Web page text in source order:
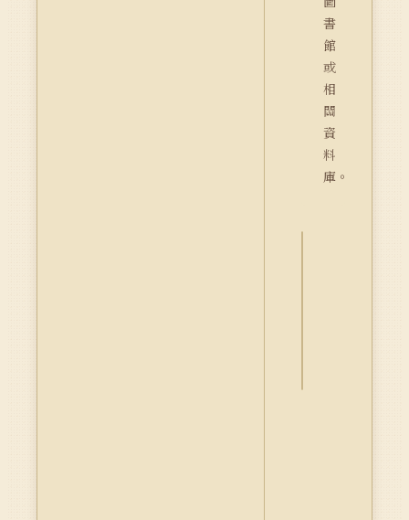
書
館
或
相
關
資
料
庫。